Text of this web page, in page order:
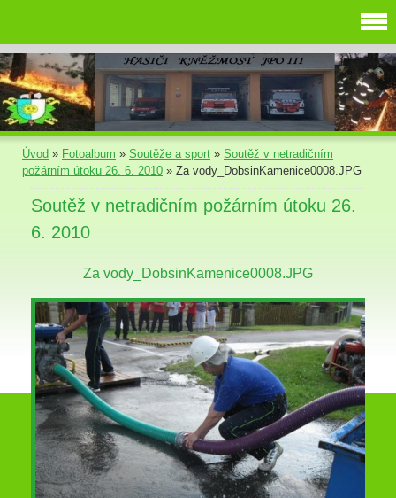
Úvod » Fotoalbum » Soutěže a sport » Soutěž v netradičním
požárním útoku 26. 6. 2010 » Za vody_DobsinKamenice0008.JPG
Soutěž v netradičním požárním útoku 26.
6. 2010
Za vody_DobsinKamenice0008.JPG